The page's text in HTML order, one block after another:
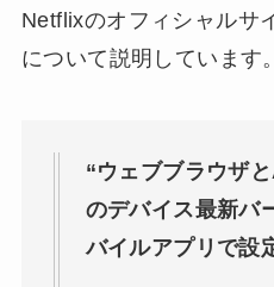
Netflixのオフィシャルサ
について説明しています。
“ウェブブラウザ
のデバイス最新バ
バイルアプリで設